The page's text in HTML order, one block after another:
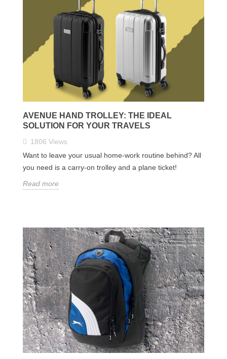
AVENUE HAND TROLLEY: THE IDEAL
SOLUTION FOR YOUR TRAVELS
1806 Views
Want to leave your usual home-work routine behind? All
you need is a carry-on trolley and a plane ticket!
Read more